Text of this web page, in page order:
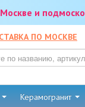
и
ПО МОСКВЕ
Керамогранит